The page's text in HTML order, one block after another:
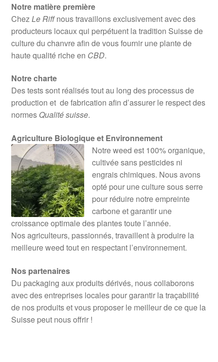
Notre matière première
ChezLe Riffnous travaillons exclusivement avec des
producteurs locaux qui perpétuent la tradition Suisse de
culture du chanvre afin de vous fournir une plante de
haute qualité riche en CBD.
Notre charte
Des tests sont réalisés tout au long des processus de
production et de fabrication afin d’assurer le respect des
normes Qualité suisse.
Agriculture Biologique et Environnement
Notre weed est 100% organique,
cultivée sans pesticides ni
engrais chimiques. Nous avons
opté pour une culture sous serre
pour réduire notre empreinte
carbone et garantir une
croissance optimale des plantes toute l’année.
Nos agriculteurs, passionnés, travaillent à produire la
meilleure weed tout en respectant l’environnement.
Nos partenaires
Du packaging aux produits dérivés, nous collaborons
avec des entreprises locales pour garantir la traçabilité
de nos produits et vous proposer le meilleur de ce que la
Suisse peut nous offrir !